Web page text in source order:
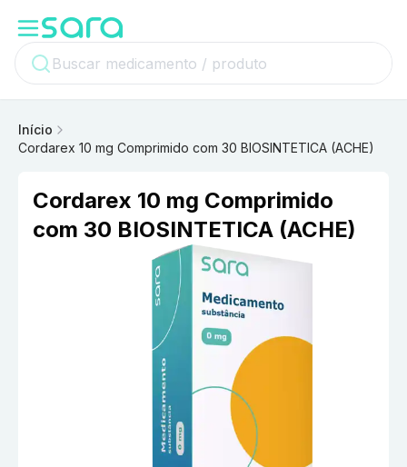
Início
Cordarex 10 mg Comprimido com 30 BIOSINTETICA (ACHE)
Cordarex 10 mg Comprimido
com 30 BIOSINTETICA (ACHE)